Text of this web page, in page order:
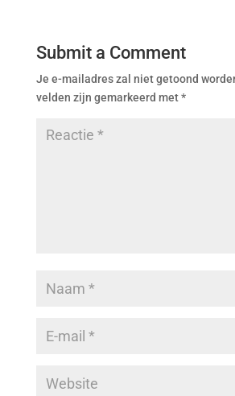
Submit a Comment
Je e-mailadres zal niet getoond
velden zijn gemarkeerd met*